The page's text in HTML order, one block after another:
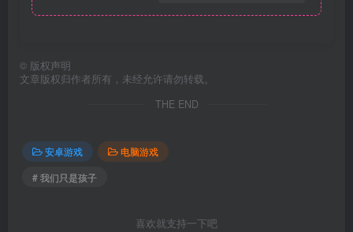
© 版权声明
文章版权归作者所有，未经允许请勿转载。
THE END
安卓游戏
电脑游戏
# 我们只是孩子
喜欢就支持一下吧